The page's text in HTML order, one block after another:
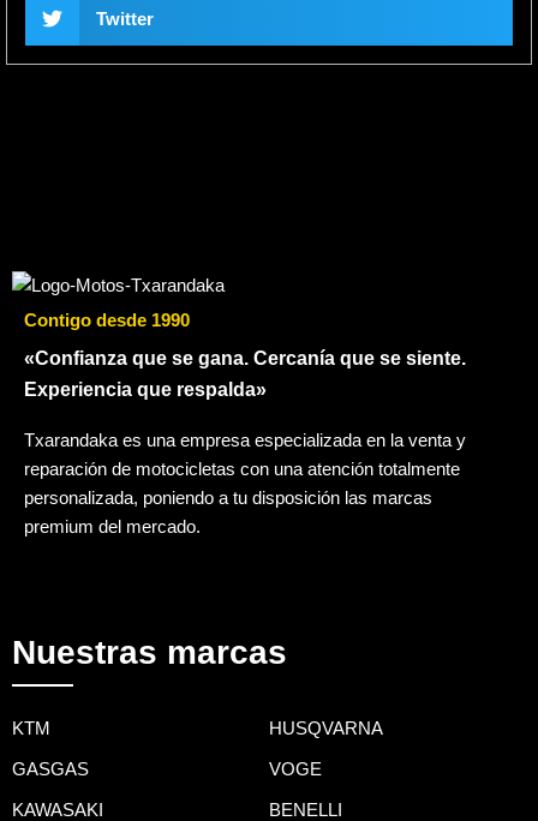
Twitter
Contigo desde 1990
«Confianza que se gana. Cercanía que se siente.
Experiencia que respalda»
Txarandaka es una empresa especializada en la venta y
reparación de motocicletas con una atención totalmente
personalizada, poniendo a tu disposición las marcas
premium del mercado.
Nuestras marcas
KTM HUSQVARNA
GASGAS VOGE
KAWASAKI BENELLI